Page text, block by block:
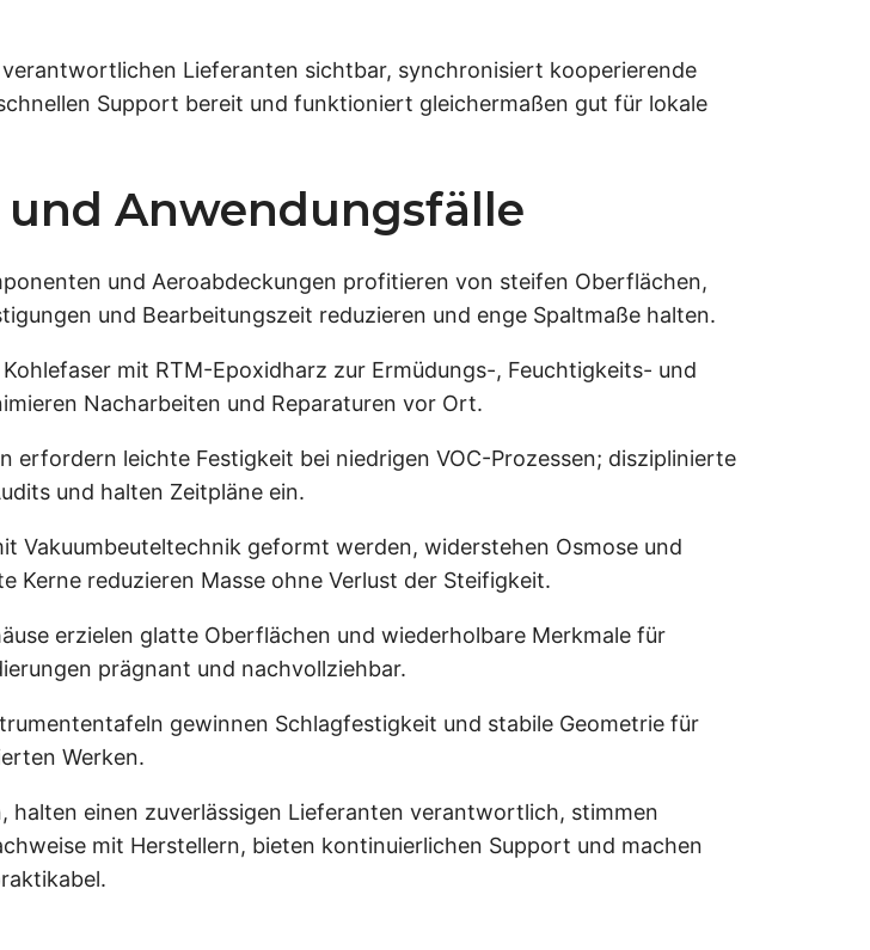
Lieferanten sichtbar, synchronisiert kooperierende
Support bereit und funktioniert gleichermaßen gut für lokale
Anwendungsfälle
und Aeroabdeckungen profitieren von steifen Oberflächen,
und Bearbeitungszeit reduzieren und enge Spaltmaße halten.
mit RTM-Epoxidharz zur Ermüdungs-, Feuchtigkeits- und
Nacharbeiten und Reparaturen vor Ort.
erfordern leichte Festigkeit bei niedrigen VOC-Prozessen; disziplinierte
und halten Zeitpläne ein.
Vakuumbeuteltechnik geformt werden, widerstehen Osmose und
reduzieren Masse ohne Verlust der Steifigkeit.
erzielen glatte Oberflächen und wiederholbare Merkmale für
prägnant und nachvollziehbar.
gewinnen Schlagfestigkeit und stabile Geometrie für
Werken.
einen zuverlässigen Lieferanten verantwortlich, stimmen
mit Herstellern, bieten kontinuierlichen Support und machen